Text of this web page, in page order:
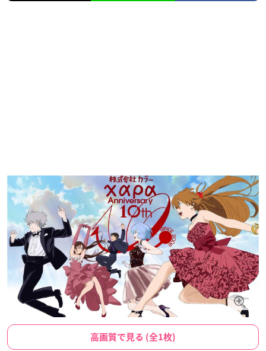
高画質で見る (全1枚)